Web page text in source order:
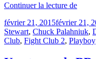
Continuer la lecture de« Fight
2
–
Publié
le
février 21, 2015février 21,
Stewart, Chuck Palahniuk,
Club, Fight Club 2, Playboy